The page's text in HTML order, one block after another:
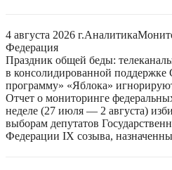
4 августа 2026 г.Аналитика
Федерация
Праздник общей беды:
в консолидированной
программу» «Яблока»
Отчет о мониторинге
неделе (27 июля — 2 августа)
выборам депутатов
Федерации IX созыва,